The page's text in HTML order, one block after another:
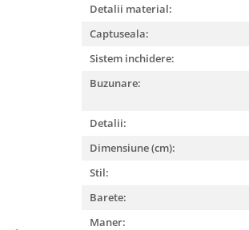
Detalii material:
Captuseala:
Sistem inchidere:
Buzunare:
Detalii:
Dimensiune (cm):
Stil:
Barete:
Maner: